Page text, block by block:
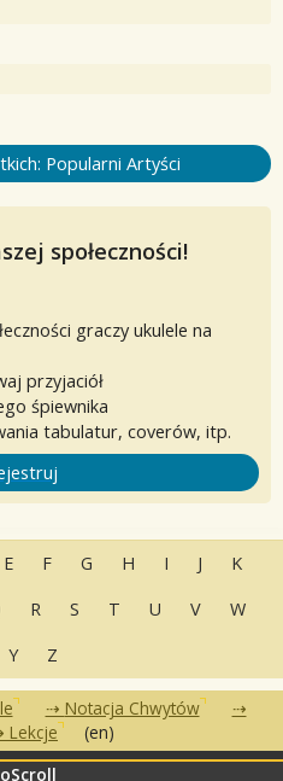
Popularni Artyści
społeczności!
graczy ukulele na
przyjaciół
śpiewnika
tabulatur, coverów, itp.
E F G H I J
K
R S T U V
W
Y Z
Notacja Chwytów
Lekcje (en)
•Kontakt